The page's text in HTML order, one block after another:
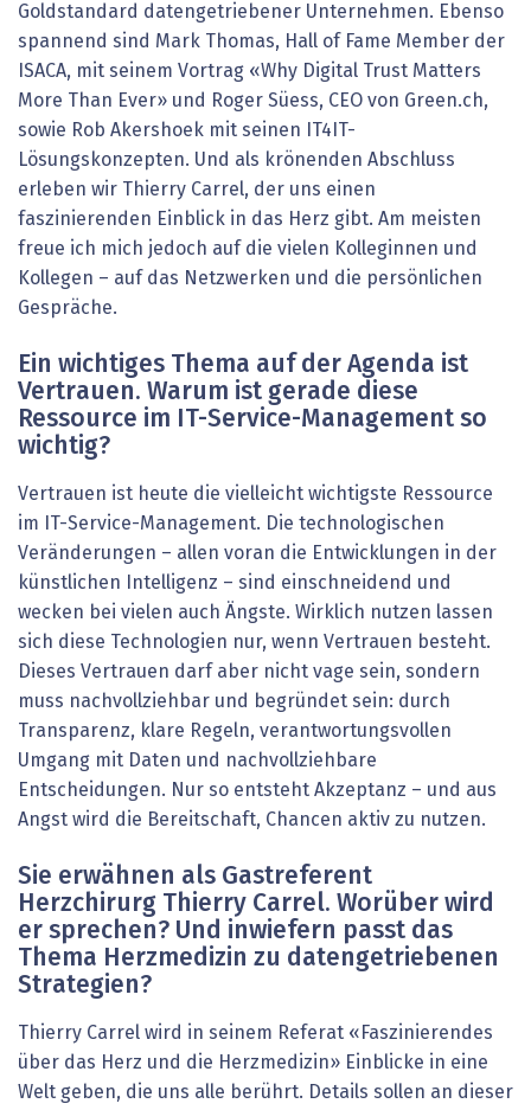
Goldstandard datengetriebener Unternehmen. Ebenso
spannend sind Mark Thomas, Hall of Fame Member der
ISACA, mit seinem Vortrag «Why Digital Trust Matters
More Than Ever» und Roger Süess, CEO von ­Green.ch,
sowie Rob Akershoek mit seinen IT4IT-
Lösungskonzepten. Und als krönenden Abschluss
erleben wir Thierry Carrel, der uns einen
faszinierenden Einblick in das Herz gibt. Am meisten
freue ich mich jedoch auf die vielen Kolleginnen und
Kollegen – auf das Netzwerken und die persönlichen
Gespräche.
Ein wichtiges Thema auf der Agenda ist
Vertrauen. Warum ist gerade diese
Ressource im IT-Service-Management so
wichtig?
Vertrauen ist heute die vielleicht wichtigste Ressource
im IT-Service-Management. Die technologischen
Veränderungen – allen voran die Entwicklungen in der
künstlichen Intelligenz – sind einschneidend und
wecken bei vielen auch Ängste. Wirklich nutzen lassen
sich diese Technologien nur, wenn Vertrauen besteht.
Dieses Vertrauen darf aber nicht vage sein, sondern
muss nachvollziehbar und begründet sein: durch
Transparenz, klare Regeln, verantwortungsvollen
Umgang mit Daten und nachvollziehbare
Entscheidungen. Nur so entsteht Akzeptanz – und aus
Angst wird die Bereitschaft, Chancen aktiv zu nutzen.
Sie erwähnen als Gastreferent
Herzchirurg Thierry Carrel. ­Worüber wird
er sprechen? Und inwiefern passt das
Thema Herzmedizin zu datengetriebenen
Strategien?
Thierry Carrel wird in seinem Referat «Faszinierendes
über das Herz und die Herzmedizin» Einblicke in eine
Welt geben, die uns alle berührt. Details sollen an dieser